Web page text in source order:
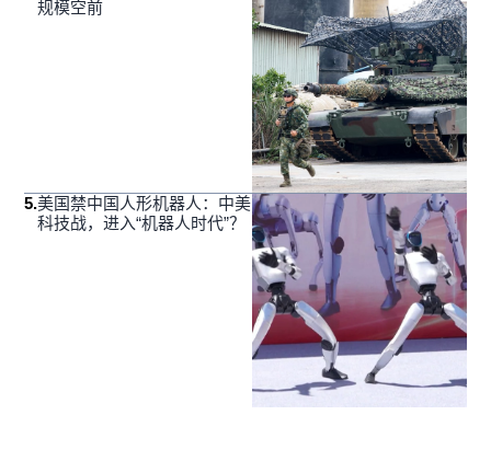
规模空前
5.美国禁中国人形机器人：中美
科技战，进入“机器人时代”？